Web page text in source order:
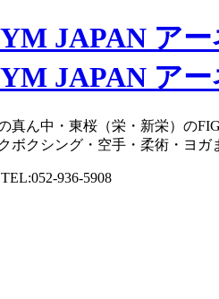
真ん中・東桜（栄・新栄）の
ボクシング・空手・柔術・ヨ